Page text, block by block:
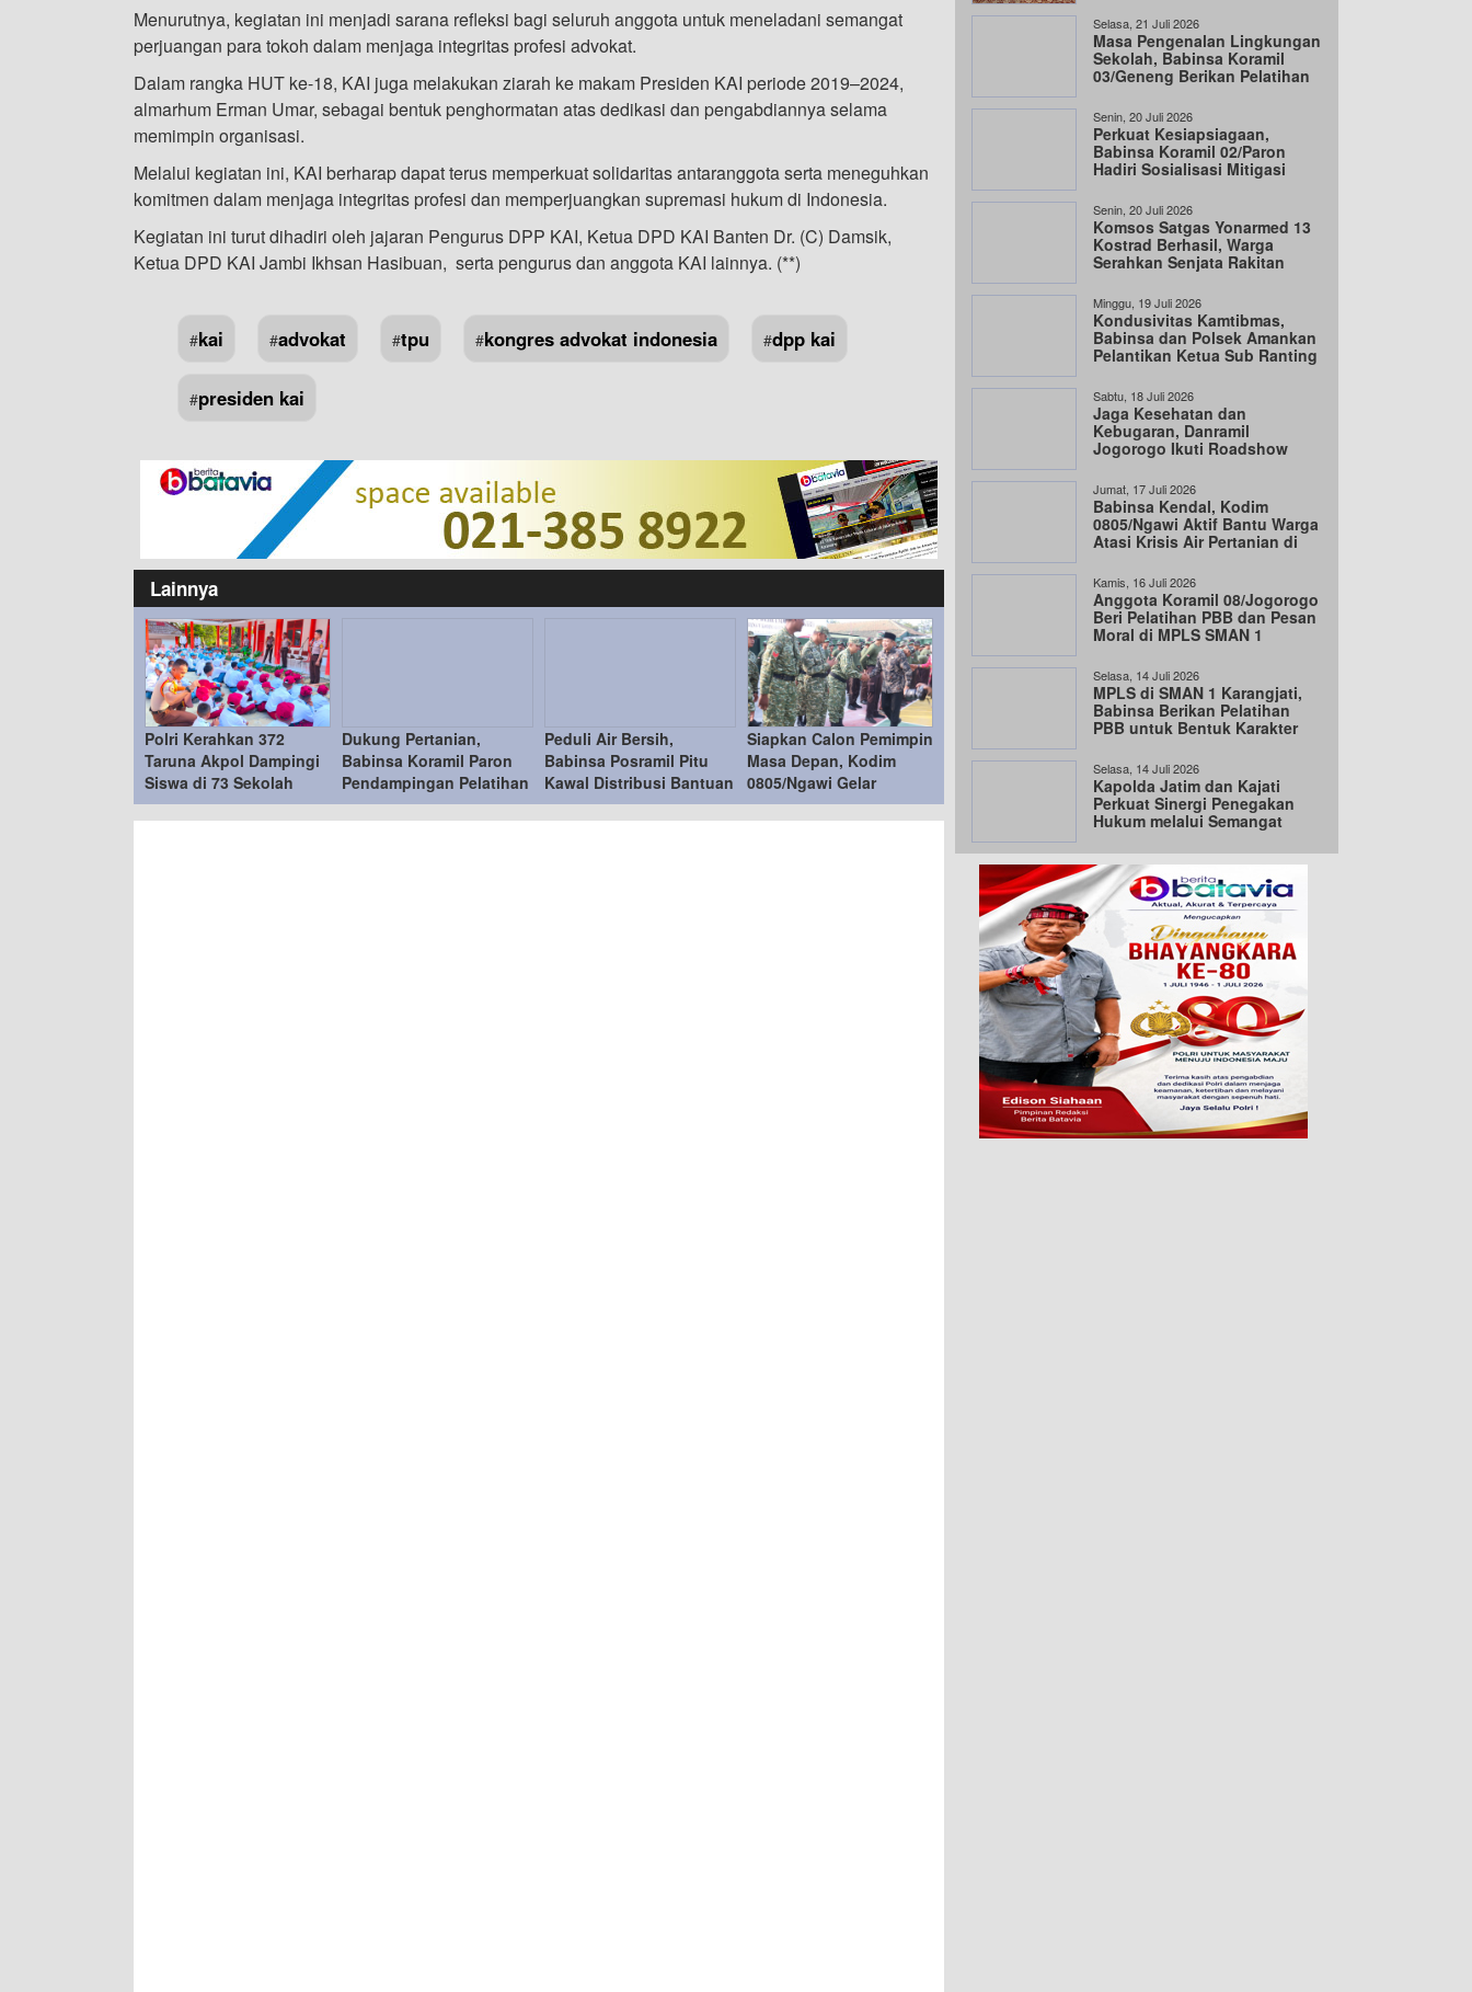
Menurutnya, kegiatan ini menjadi sarana refleksi bagi seluruh anggota untuk meneladani semangat
perjuangan para tokoh dalam menjaga integritas profesi advokat.
Dalam rangka HUT ke-18, KAI juga melakukan ziarah ke makam Presiden KAI periode 2019–2024,
almarhum Erman Umar, sebagai bentuk penghormatan atas dedikasi dan pengabdiannya selama
memimpin organisasi.
Melalui kegiatan ini, KAI berharap dapat terus memperkuat solidaritas antaranggota serta meneguhkan
komitmen dalam menjaga integritas profesi dan memperjuangkan supremasi hukum di Indonesia.
Kegiatan ini turut dihadiri oleh jajaran Pengurus DPP KAI, Ketua DPD KAI Banten Dr. (C) Damsik,
Ketua DPD KAI Jambi Ikhsan Hasibuan, serta pengurus dan anggota KAI lainnya. (**)
#kai #advokat #tpu #kongres advokat indonesia #dpp kai
#presiden kai
Lainnya
Polri Kerahkan 372
Taruna Akpol Dampingi
Siswa di 73 Sekolah
Rakyat Bersama Taruna
Akademi TNI
Dukung Pertanian,
Babinsa Koramil Paron
Pendampingan Pelatihan
Teknologi Tepat Guna
Peduli Air Bersih,
Babinsa Posramil Pitu
Kawal Distribusi Bantuan
Air untuk Warga Desa
Cantel
Siapkan Calon Pemimpin
Masa Depan, Kodim
0805/Ngawi Gelar
Pembinaan Korps KRI
Selasa, 21 Juli 2026
Masa Pengenalan Lingkungan
Sekolah, Babinsa Koramil
03/Geneng Berikan Pelatihan
Senin, 20 Juli 2026
Perkuat Kesiapsiagaan,
Babinsa Koramil 02/Paron
Hadiri Sosialisasi Mitigasi
Senin, 20 Juli 2026
Komsos Satgas Yonarmed 13
Kostrad Berhasil, Warga
Serahkan Senjata Rakitan
Minggu, 19 Juli 2026
Kondusivitas Kamtibmas,
Babinsa dan Polsek Amankan
Pelantikan Ketua Sub Ranting
Sabtu, 18 Juli 2026
Jaga Kesehatan dan
Kebugaran, Danramil
Jogorogo Ikuti Roadshow
Jumat, 17 Juli 2026
Babinsa Kendal, Kodim
0805/Ngawi Aktif Bantu Warga
Atasi Krisis Air Pertanian di
Kamis, 16 Juli 2026
Anggota Koramil 08/Jogorogo
Beri Pelatihan PBB dan Pesan
Moral di MPLS SMAN 1
Selasa, 14 Juli 2026
MPLS di SMAN 1 Karangjati,
Babinsa Berikan Pelatihan
PBB untuk Bentuk Karakter
Selasa, 14 Juli 2026
Kapolda Jatim dan Kajati
Perkuat Sinergi Penegakan
Hukum melalui Semangat